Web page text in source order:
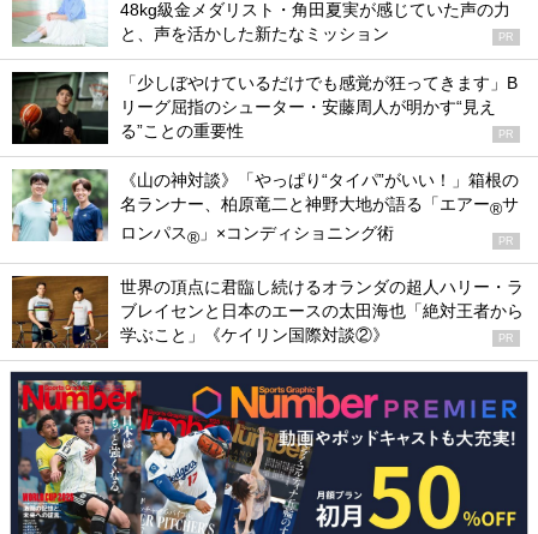
48kg級金メダリスト・角田夏実が感じていた声の力
と、声を活かした新たなミッション
PR
「少しぼやけているだけでも感覚が狂ってきます」B
リーグ屈指のシューター・安藤周人が明かす“見え
る”ことの重要性
PR
《山の神対談》「やっぱり“タイパ”がいい！」箱根の
名ランナー、柏原竜二と神野大地が語る「エアー®サ
ロンパス® 」×コンディショニング術 PR
世界の頂点に君臨し続けるオランダの超人ハリー・ラ
ブレイセンと日本のエースの太田海也「絶対王者から
学ぶこと」《ケイリン国際対談②》
PR